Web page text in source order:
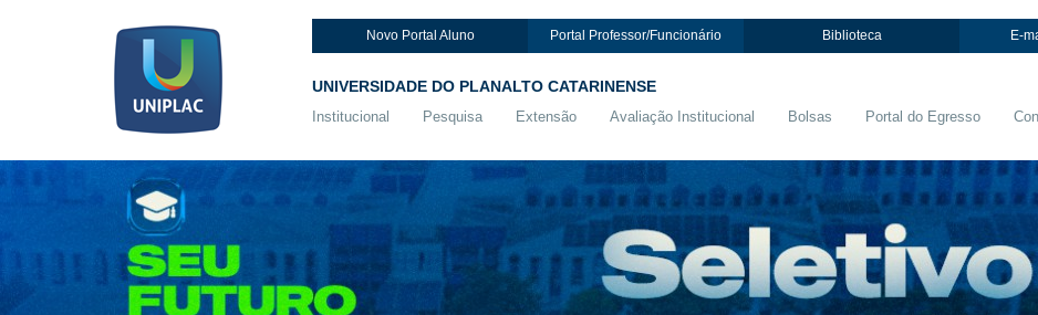
Novo Portal Aluno Portal Professor/Funcionário Biblioteca E-
UNIVERSIDADE DO PLANALTO CATARINENSE
Institucional Pesquisa Extensão Avaliação Institucional Bolsas Portal do Egresso